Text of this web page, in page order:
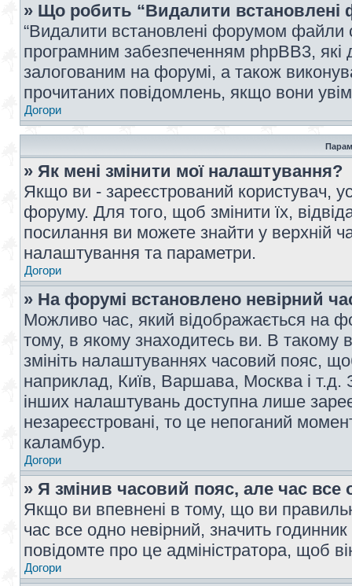
» Що робить “Видалити
“Видалити встановлені форумом файли
програмним забезпеченням phpBB3,
залогованим на форумі, а також
прочитаних повідомлень, якщо вони
Догори
» Як мені змінити мої налаштування?
Якщо ви - зареєстрований користувач,
форуму. Для того, щоб змінити їх,
посилання ви можете знайти у верхній
налаштування та параметри.
Догори
» На форумі встановлено невірний
Можливо час, який відображається на
тому, в якому знаходитесь ви. В такому
змініть налаштуваннях часовий пояс,
наприклад, Київ, Варшава, Москва і т.д.
інших налаштувань доступна лише
незареєстровані, то це непоганий
каламбур.
Догори
» Я змінив часовий пояс, але час все
Якщо ви впевнені в тому, що ви
час все одно невірний, значить
повідомте про це адміністратора, щоб
Догори